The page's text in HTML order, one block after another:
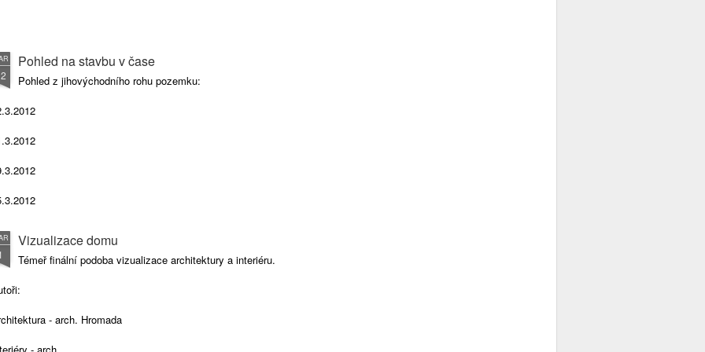
Pohled na stavbu v čase
Pohled z jihovýchodního rohu pozemku:
Vizualizace domu
Témeř finální podoba vizualizace architektury a interiéru.
- arch. Hromada